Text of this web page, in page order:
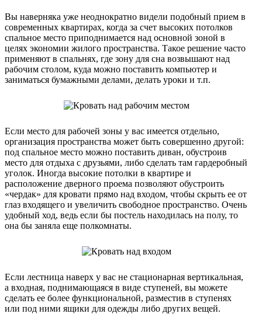
Вы наверняка уже неоднократно видели подобный прием в
современных квартирах, когда за счет высоких потолков
спальное место приподнимается над основной зоной в
целях экономии жилого пространства. Такое решение часто
применяют в спальнях, где зону для сна возвышают над
рабочим столом, куда можно поставить компьютер и
заниматься бумажными делами, делать уроки и т.п.
Если место для рабочей зоны у вас имеется отдельно,
организация пространства может быть совершенно другой:
под спальное место можно поставить диван, обустроив
место для отдыха с друзьями, либо сделать там гардеробный
уголок. Иногда высокие потолки в квартире и
расположение дверного проема позволяют обустроить
«чердак» для кровати прямо над входом, чтобы скрыть ее от
глаз входящего и увеличить свободное пространство. Очень
удобный ход, ведь если бы постель находилась на полу, то
она бы заняла еще полкомнаты.
Если лестница наверх у вас не стационарная вертикальная,
а входная, поднимающаяся в виде ступеней, вы можете
сделать ее более функциональной, разместив в ступенях
или под ними ящики для одежды либо других вещей.